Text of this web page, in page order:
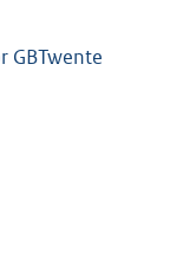
GBTwente